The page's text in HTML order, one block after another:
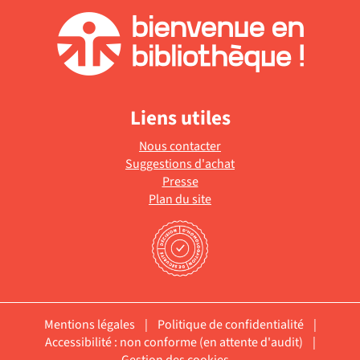
Liens utiles
Nous contacter
Suggestions d'achat
Presse
Plan du site
Mentions légales | Politique de confidentialité
|
Accessibilité : non conforme (en attente d'audit)
|